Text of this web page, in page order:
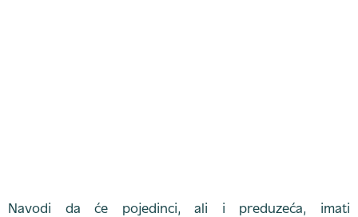
Navodi da će pojedinci, ali i preduzeća, imati